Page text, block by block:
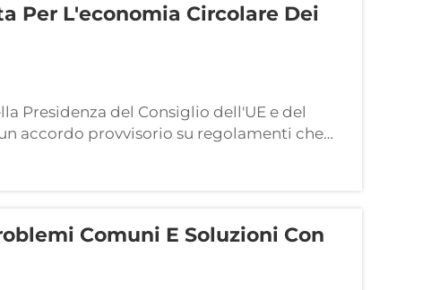
Per L'economia Circolare Dei
Presidenza del Consiglio dell'UE e del
accordo provvisorio su regolamenti che
progettazione dei veicoli e la gestione dei
Comuni E Soluzioni Con